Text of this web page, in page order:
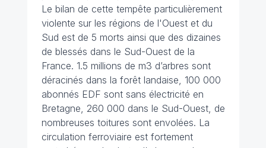
Le bilan de cette tempête particulièrement
violente sur les régions de l'Ouest et du
Sud est de 5 morts ainsi que des dizaines
de blessés dans le Sud-Ouest de la
France. 1.5 millions de m3 d’arbres sont
déracinés dans la forêt landaise, 100 000
abonnés EDF sont sans électricité en
Bretagne, 260 000 dans le Sud-Ouest, de
nombreuses toitures sont envolées. La
circulation ferroviaire est fortement